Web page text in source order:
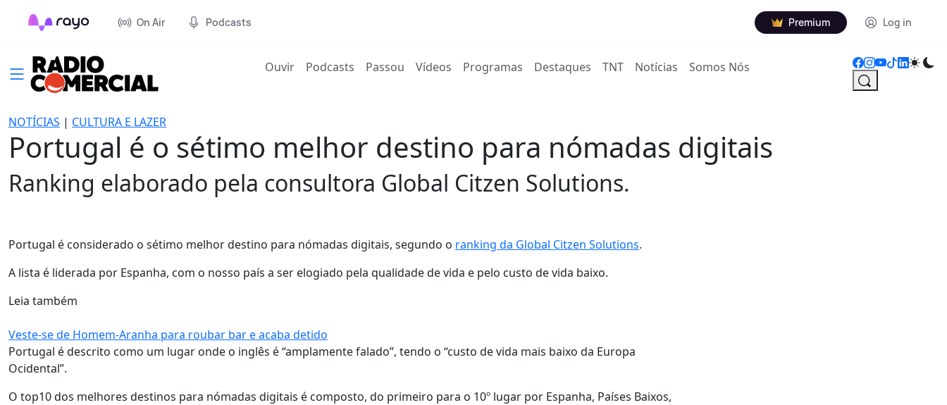
On Air Podcasts Premium Log in
Ouvir(current)
Podcasts Passou Vídeos Programas Destaques TNT Notícias Somos Nós
NOTÍCIAS | CULTURA E LAZER
Portugal é o sétimo melhor destino para nómadas digitais
Ranking elaborado pela consultora Global Citzen Solutions.
Portugal é considerado o sétimo melhor destino para nómadas digitais, segundo o ranking da Global Citzen Solutions.
A lista é liderada por Espanha, com o nosso país a ser elogiado pela qualidade de vida e pelo custo de vida baixo.
Leia também
Veste-se de Homem-Aranha para roubar bar e acaba detido
Portugal é descrito como um lugar onde o inglês é “amplamente falado”, tendo o “custo de vida mais baixo da Europa
Ocidental”.
O top10 dos melhores destinos para nómadas digitais é composto, do primeiro para o 10º lugar por Espanha, Países Baixos,